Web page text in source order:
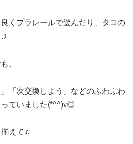
くプラレールで遊んだり、タコの
♫
、
」「次交換しよう」などのふわふわ
ていました(*^^)v◎
えて♫